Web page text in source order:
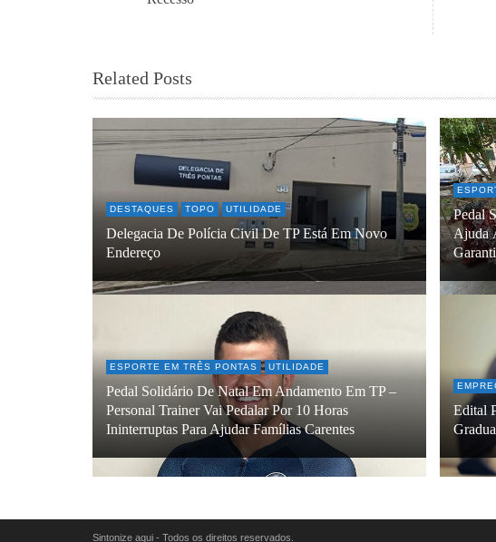
Related Posts
DESTAQUES TOPO UTILIDADE
Delegacia De Polícia Civil De TP Está Em Novo
Endereço
Pedal
Ajuda
ESPORTE EM TRÊS PONTAS UTILIDADE
Pedal Solidário De Natal Em Andamento Em TP –
Personal Trainer Vai Pedalar Por 10 Horas
Ininterruptas Para Ajudar Famílias Carentes
Edital
Sintonize aqui - Todos os direitos reservados.